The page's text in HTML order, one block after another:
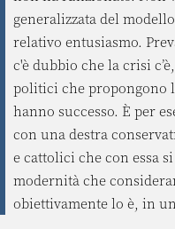
generalizzata del
relativo entusiasmo.
c'è dubbio che la crisi
politici che propongono
hanno successo. È per
con una destra
e cattolici che con essa
modernità che
obiettivamente lo è, in